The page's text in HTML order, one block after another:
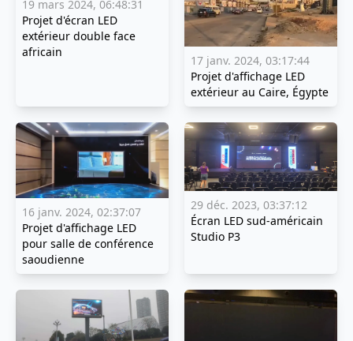
19 mars 2024, 06:48:31
Projet d'écran LED
extérieur double face
africain
17 janv. 2024, 03:17:44
Projet d'affichage LED
extérieur au Caire, Égypte
16 janv. 2024, 02:37:07
Projet d'affichage LED
pour salle de conférence
saoudienne
29 déc. 2023, 03:37:12
Écran LED sud-américain
Studio P3